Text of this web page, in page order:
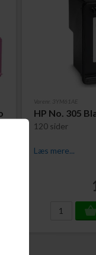
Varenr. 3YM61AE
HP No. 305
120 sider
Læs mere...